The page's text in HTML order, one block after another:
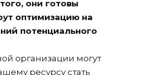
они готовы
оптимизацию на
потенциального
организации могут
ресурсу стать